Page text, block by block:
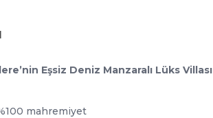
Eşsiz Deniz Manzaralı Lüks Villası
mahremiyet